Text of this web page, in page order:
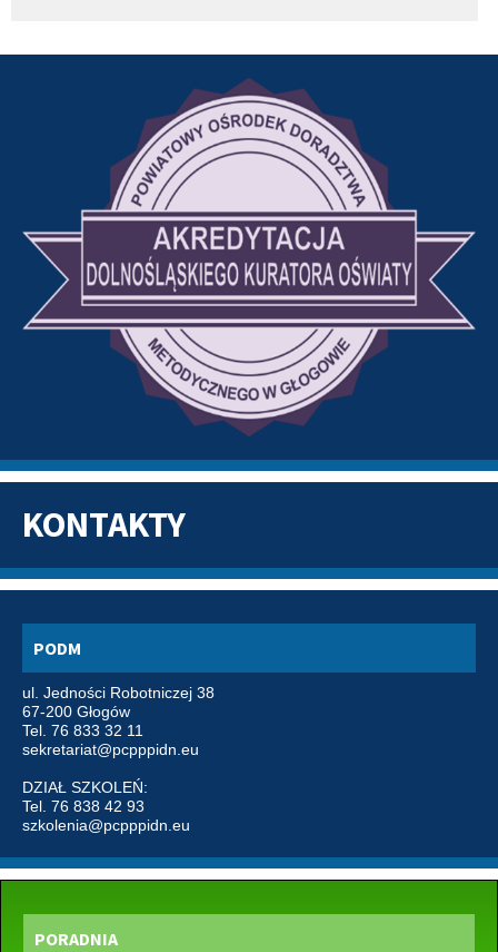
KONTAKTY
PODM
ul. Jedności Robotniczej 38
67-200 Głogów
Tel. 76 833 32 11
sekretariat@pcpppidn.eu
DZIAŁ SZKOLEŃ:
Tel. 76 838 42 93
szkolenia@pcpppidn.eu
PORADNIA